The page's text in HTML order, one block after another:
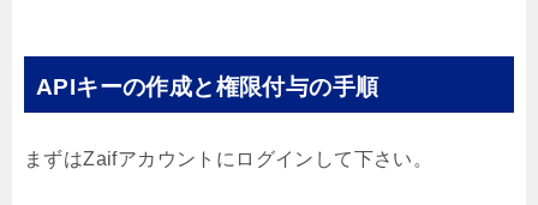
APIキーの作成と権限付与の手順
まずはZaifアカウントにログインして下さい。